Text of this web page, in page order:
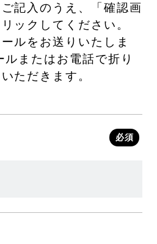
記入のうえ、「確認画
ックしてください。
ルをお送りいたしま
ルまたはお電話で折り
ただきます。
必須